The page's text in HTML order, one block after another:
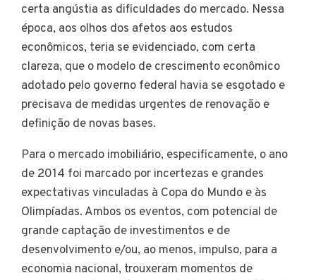
certa angústia as dificuldades do mercado. Nessa
época, aos olhos dos afetos aos estudos
econômicos, teria se evidenciado, com certa
clareza, que o modelo de crescimento econômico
adotado pelo governo federal havia se esgotado e
precisava de medidas urgentes de renovação e
definição de novas bases.
Para o mercado imobiliário, especificamente, o ano
de 2014 foi marcado por incertezas e grandes
expectativas vinculadas à Copa do Mundo e às
Olimpíadas. Ambos os eventos, com potencial de
grande captação de investimentos e de
desenvolvimento e/ou, ao menos, impulso, para a
economia nacional, trouxeram momentos de